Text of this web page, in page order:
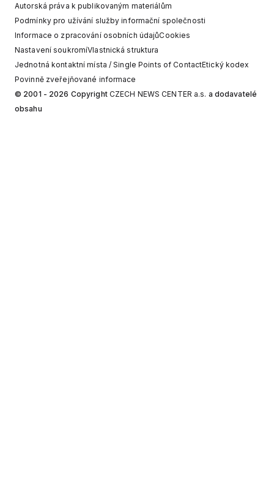
Autorská práva k publikovaným materiálům
Podmínky pro užívání služby informační společnosti
Informace o zpracování osobních údajůCookies
Nastavení soukromíVlastnická struktura
Jednotná kontaktní místa / Single Points of ContactEtický kodex
Povinně zveřejňované informace
© 2001 - 2026 Copyright CZECH NEWS CENTER a.s. a dodavatelé
obsahu